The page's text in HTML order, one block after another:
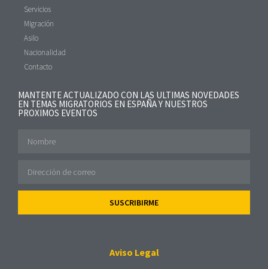
Servicios
Migración
Asilo
Nacionalidad
Contacto
MANTENTE ACTUALIZADO CON LAS ULTIMAS NOVEDADES
EN TEMAS MIGRATORIOS EN ESPAÑA Y NUESTROS
PROXIMOS EVENTOS
SUSCRIBIRME
Aviso Legal